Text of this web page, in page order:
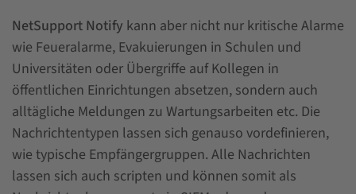
NetSupport Notify kann aber nicht nur kritische Alarme
wie Feueralarme, Evakuierungen in Schulen und
Universitäten oder Übergriffe auf Kollegen in
öffentlichen Einrichtungen absetzen, sondern auch
alltägliche Meldungen zu Wartungsarbeiten etc. Die
Nachrichtentypen lassen sich genauso vordefinieren,
wie typische Empfängergruppen. Alle Nachrichten
lassen sich auch scripten und können somit als